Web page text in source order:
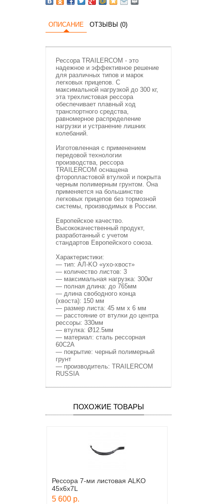
ОПИСАНИЕ ОТЗЫВЫ (0)
Рессора TRAILERCOM - это
надежное и эффективное решение
для различных типов и марок
легковых прицепов. С
максимальной нагрузкой до 300 кг,
эта трехлистовая рессора
обеспечивает плавный ход
транспортного средства,
равномерное распределение
нагрузки и устранение лишних
колебаний.
Изготовленная с применением
передовой технологии
производства, рессора
TRAILERCOM оснащена
фторопластовой втулкой и покрыта
черным полимерным грунтом. Она
применяется на большинстве
легковых прицепов без тормозной
системы, производимых в России.
Европейское качество.
Высококачественный продукт,
разработанный с учетом
стандартов Европейского союза.
Характеристики:
— тип: АЛ-KO «ухо-хвост»
— количество листов: 3
— максимальная нагрузка: 300кг
— полная длина: до 765мм
— длина свободного конца
(хвоста): 150 мм
— размер листа: 45 мм х 6 мм
— расстояние от втулки до центра
рессоры: 330мм
— втулка: Ø12.5мм
— материал: сталь рессорная
60С2А
— покрытие: черный полимерный
грунт
— производитель: TRAILERCOM
RUSSIA
ПОХОЖИЕ ТОВАРЫ
Рессора 7-ми листовая ALKO
45х6х7L
5 600 р.